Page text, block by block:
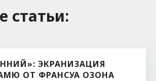
cтатьи:
ЭКРАНИЗАЦИЯ
ОТ ФРАНСУА ОЗОНА